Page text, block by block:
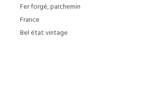
Fer forgé, parchemin
France
Bel état vintage